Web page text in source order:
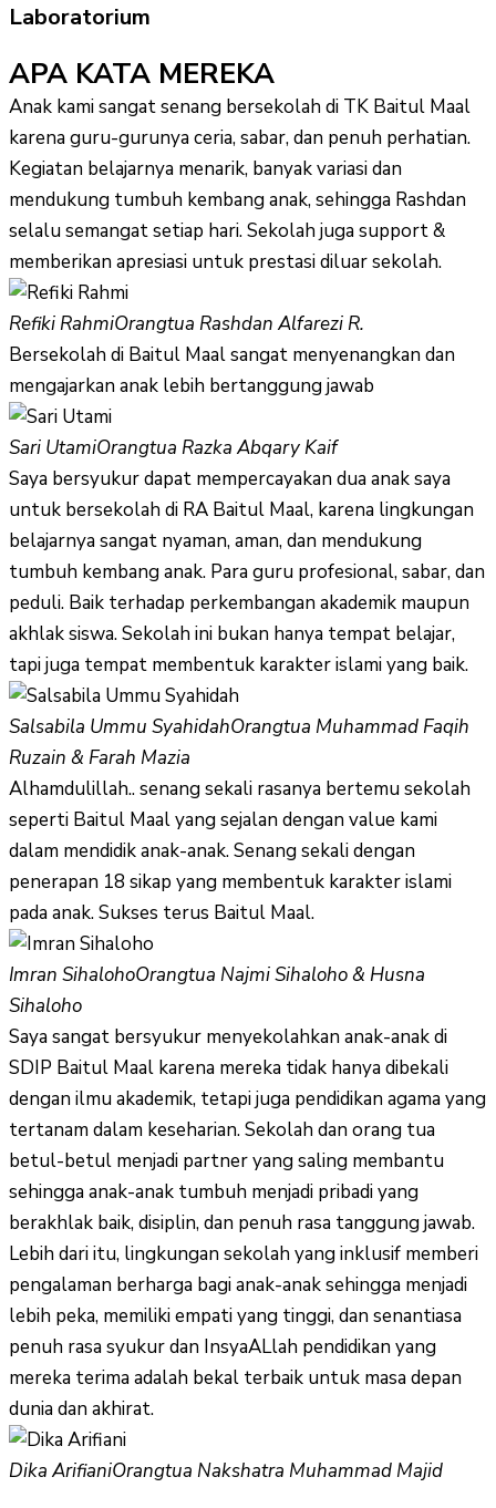
Laboratorium
APA KATA MEREKA
Anak kami sangat senang bersekolah di TK Baitul Maal
karena guru-gurunya ceria, sabar, dan penuh perhatian.
Kegiatan belajarnya menarik, banyak variasi dan
mendukung tumbuh kembang anak, sehingga Rashdan
selalu semangat setiap hari. Sekolah juga support &
memberikan apresiasi untuk prestasi diluar sekolah.
Refiki RahmiOrangtua Rashdan Alfarezi R.
Bersekolah di Baitul Maal sangat menyenangkan dan
mengajarkan anak lebih bertanggung jawab
Sari UtamiOrangtua Razka Abqary Kaif
Saya bersyukur dapat mempercayakan dua anak saya
untuk bersekolah di RA Baitul Maal, karena lingkungan
belajarnya sangat nyaman, aman, dan mendukung
tumbuh kembang anak. Para guru profesional, sabar, dan
peduli. Baik terhadap perkembangan akademik maupun
akhlak siswa. Sekolah ini bukan hanya tempat belajar,
tapi juga tempat membentuk karakter islami yang baik.
Salsabila Ummu SyahidahOrangtua Muhammad Faqih
Ruzain & Farah Mazia
Alhamdulillah.. senang sekali rasanya bertemu sekolah
seperti Baitul Maal yang sejalan dengan value kami
dalam mendidik anak-anak. Senang sekali dengan
penerapan 18 sikap yang membentuk karakter islami
pada anak. Sukses terus Baitul Maal.
Imran SihalohoOrangtua Najmi Sihaloho & Husna
Sihaloho
Saya sangat bersyukur menyekolahkan anak-anak di
SDIP Baitul Maal karena mereka tidak hanya dibekali
dengan ilmu akademik, tetapi juga pendidikan agama yang
tertanam dalam keseharian. Sekolah dan orang tua
betul-betul menjadi partner yang saling membantu
sehingga anak-anak tumbuh menjadi pribadi yang
berakhlak baik, disiplin, dan penuh rasa tanggung jawab.
Lebih dari itu, lingkungan sekolah yang inklusif memberi
pengalaman berharga bagi anak-anak sehingga menjadi
lebih peka, memiliki empati yang tinggi, dan senantiasa
penuh rasa syukur dan InsyaALlah pendidikan yang
mereka terima adalah bekal terbaik untuk masa depan
dunia dan akhirat.
Dika ArifianiOrangtua Nakshatra Muhammad Majid